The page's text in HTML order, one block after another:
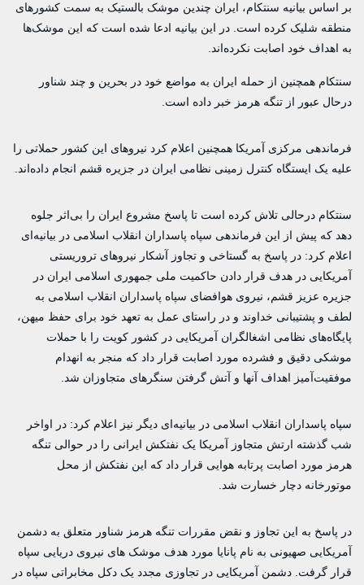
بر اساس بیانیه سنتکام، ایران چندین موشک بالستیک به سمت کشورهای
منطقه شلیک کرده است. در این بیانیه ادعا شده است که این موشک‌ها
به اهداف خود اصابت نکرده‌اند.
سنتکام همچنین از حمله ایران به مواضع خود در بحرین و چند شناور
درحال عبور از تنگه هرمز خبر داده است.
فرماندهی مرکزی آمریکا همچنین اعلام کرد نیروهای این کشور حملاتی را
علیه یک ایستگاه کنترل زمینی نظامی ایران در جزیره قشم انجام داده‌اند.
سنتکام درحالی تلاش کرده است تا پاسخ مشروع ایران را بی‌اثر جلوه
دهد که پیش از این فرماندهی سپاه پاسداران انقلاب اسلامی در بیانیه‌ای
اعلام کرد: در پاسخ به گستاخی و تجاوز آشکار نیروهای تروریستی
آمریکایی در هدف قرار دادن حاکمیت ملی جمهوری اسلامی ایران در
جزیره عزیز قشم، نیروی هوافضای سپاه پاسداران انقلاب اسلامی به
لطف و پشتیبانی خداوند و در راستای عمل به تعهد خود برای حفظ میهن،
پایگاه‌های نظامی اشغالگران آمریکایی در کشور کویت را با حملات
موشکی دقیق و فشرده مورد اصابت قرار داد که منجر به انهدام
موفقیت‌آمیز اهداف آنها و آتش گرفتن سنگرهای متجاوزان شد.
سپاه پاسداران انقلاب اسلامی در بیانیه‌ای دیگر نیز اعلام کرد: در اواخر
شب گذشته ارتش متجاوز آمریکا یک نفتکش ایرانی را در حوالی تنگه
هرمز مورد اصابت پرتابه هوایی قرار داد که این نفتکش از محل
موتورخانه دچار خسارت شد.
در پاسخ به این تجاوز و نقض مقررات تنگه هرمز شناور متعلق به دشمن
آمریکایی صهیونی به نام پانایا مورد هدف موشک های نیروی دریایی سپاه
قرار گرفت. دشمن آمریکایی در تجاوزی مجدد یک دکل مخابراتی سپاه در